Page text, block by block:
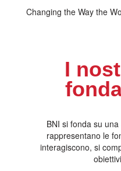
Changing the Way the
I
BNI si fonda su
rappresentano le
interagiscono, si